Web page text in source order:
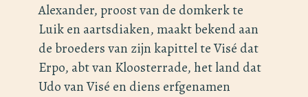
Alexander, proost van de domkerk te
Luik en aartsdiaken, maakt bekend aan
de broeders van zijn kapittel te Visé dat
Erpo, abt van Kloosterrade, het land dat
Udo van Visé en diens erfgenamen